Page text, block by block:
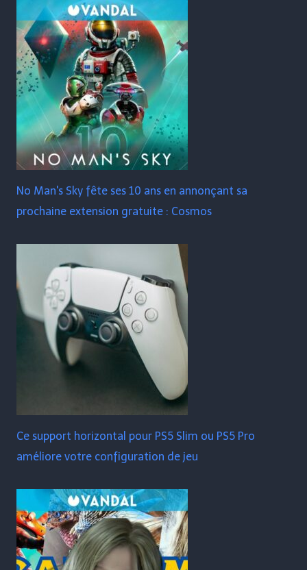
No Man's Sky fête ses 10 ans en annonçant sa
prochaine extension gratuite : Cosmos
Ce support horizontal pour PS5 Slim ou PS5 Pro
améliore votre configuration de jeu